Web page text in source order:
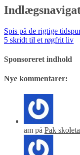
Spis på de rigtige
5 skridt til et røgfrit liv
Sponsoreret indhold
Nye kommentarer:
am på Pak